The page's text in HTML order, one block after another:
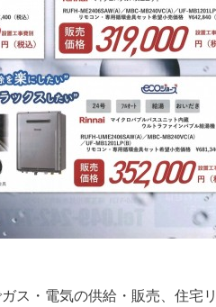
ス・電気の供給・販売、住宅